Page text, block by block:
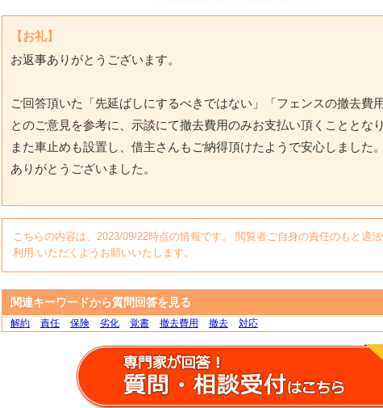
ログイン
【お礼】
お返事ありがとうございます。
ご回答頂いた「先延ばしにするべきではない」「フェンスの撤去費
とのご意見を参考に、示談にて撤去費用のみお支払い頂くこととなり
また車止めも設置し、借主さんもご納得頂けたようで安心しました。
ありがとうございました。
こちらの内容は、2023/09/22時点の情報です。 閲覧者ご自身の責任のもと適
利用 いただくようお願いいたします。
関連キーワードから質問回答を見る
解約 責任 保険 劣化 覚書 撤去費用 撤去 対応